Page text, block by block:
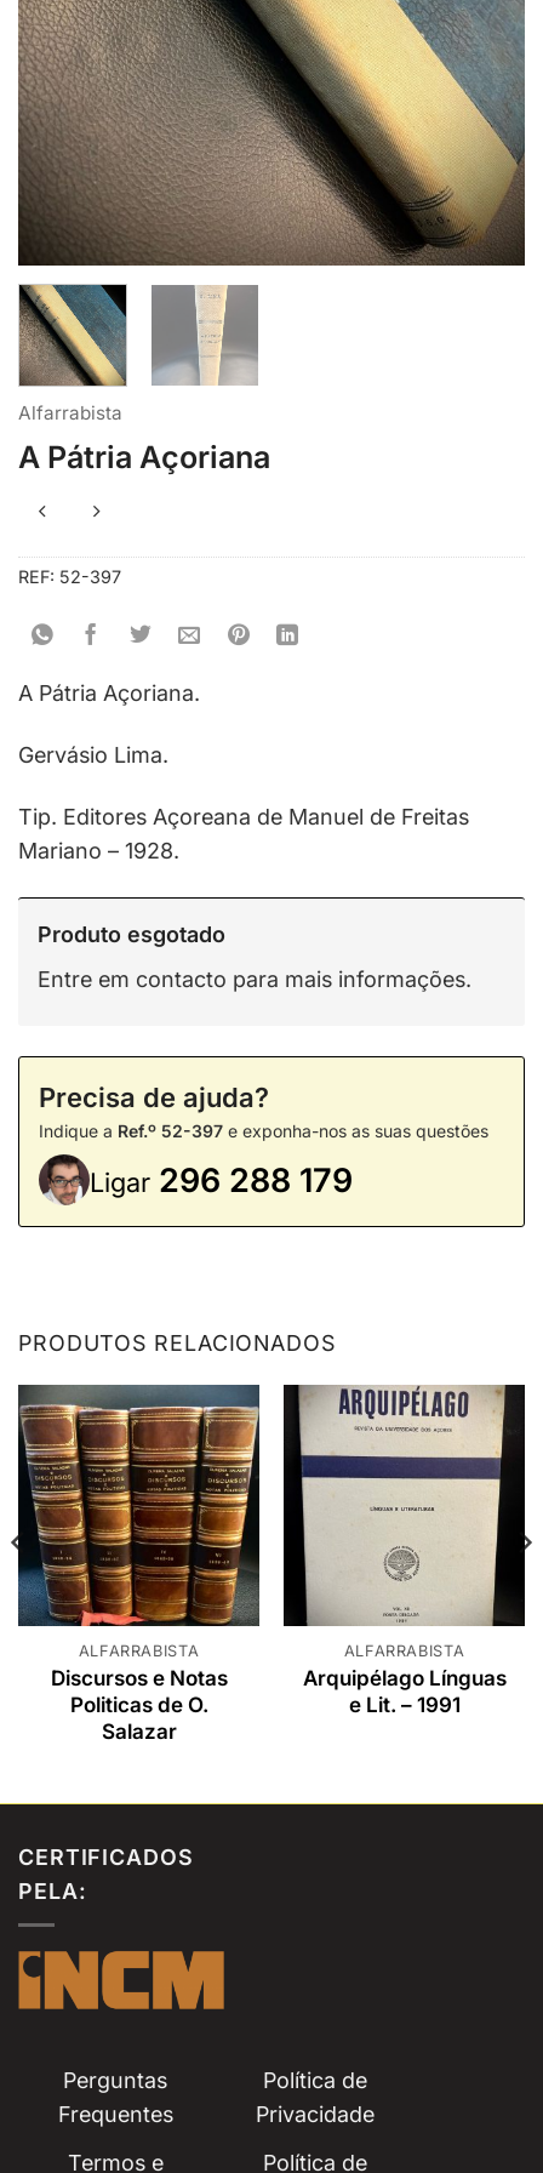
Alfarrabista
A Pátria Açoriana
REF: 52-397
A Pátria Açoriana.
Gervásio Lima.
Tip. Editores Açoreana de Manuel de Freitas
Mariano – 1928.
Produto esgotado
Entre em contacto para mais informações.
Precisa de ajuda?
Indique a Ref.º 52-397 e exponha-nos as suas questões
Ligar 296 288 179
PRODUTOS RELACIONADOS
ALFARRABISTA
Discursos e Notas
Politicas de O.
Salazar
ALFARRABISTA
Arquipélago Línguas
e Lit. – 1991
CERTIFICADOS
PELA:
Perguntas
Frequentes
Política de
Privacidade
Termos e
Política de